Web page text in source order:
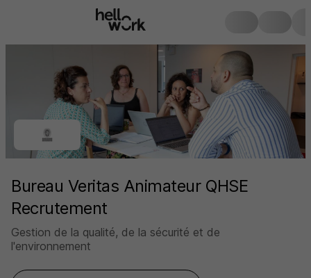
Bureau Veritas Animateur QHSE
Recrutement
Gestion de la qualité, de la sécurité et de
l'environnement